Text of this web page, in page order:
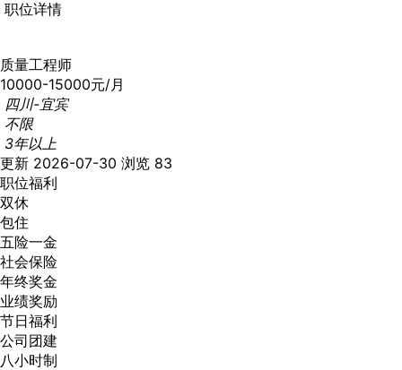
职位详情
质量工程师
10000-15000元/月
四川-宜宾
不限
3年以上
更新 2026-07-30 浏览 83
职位福利
双休
包住
五险一金
社会保险
年终奖金
业绩奖励
节日福利
公司团建
八小时制